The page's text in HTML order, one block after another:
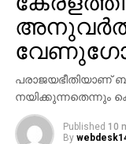
പരാജയഭീതിയാണ്
Published 10
By